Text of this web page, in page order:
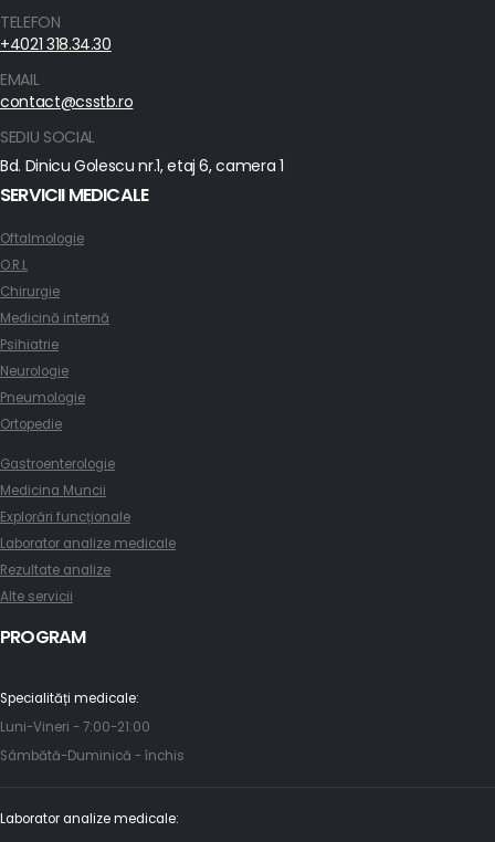
TELEFON
+4021 318.34.30
EMAIL
contact@csstb.ro
SEDIU SOCIAL
Bd. Dinicu Golescu nr.1, etaj 6, camera 1
SERVICII MEDICALE
Oftalmologie
O.R.L
Chirurgie
Medicină internă
Psihiatrie
Neurologie
Pneumologie
Ortopedie
Gastroenterologie
Medicina Muncii
Explorări funcționale
Laborator analize medicale
Rezultate analize
Alte servicii
PROGRAM
Specialități medicale:
Luni-Vineri - 7:00-21:00
Sâmbătă-Duminică - închis
Laborator analize medicale: